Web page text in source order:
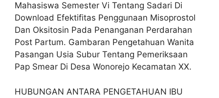
Mahasiswa Semester Vi Tentang Sadari Di
Download Efektifitas Penggunaan Misoprostol
Dan Oksitosin Pada Penanganan Perdarahan
Post Partum. Gambaran Pengetahuan Wanita
Pasangan Usia Subur Tentang Pemeriksaan
Pap Smear Di Desa Wonorejo Kecamatan XX.
HUBUNGAN ANTARA PENGETAHUAN IBU